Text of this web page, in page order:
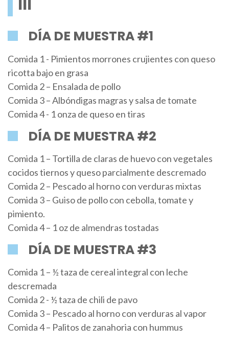
III
DÍA DE MUESTRA #1
Comida 1 - Pimientos morrones crujientes con queso
ricotta bajo en grasa
Comida 2 – Ensalada de pollo
Comida 3 – Albóndigas magras y salsa de tomate
Comida 4 - 1 onza de queso en tiras
DÍA DE MUESTRA #2
Comida 1 – Tortilla de claras de huevo con vegetales
cocidos tiernos y queso parcialmente descremado
Comida 2 – Pescado al horno con verduras mixtas
Comida 3 – Guiso de pollo con cebolla, tomate y
pimiento.
Comida 4 – 1 oz de almendras tostadas
DÍA DE MUESTRA #3
Comida 1 – ½ taza de cereal integral con leche
descremada
Comida 2 - ½ taza de chili de pavo
Comida 3 – Pescado al horno con verduras al vapor
Comida 4 – Palitos de zanahoria con hummus